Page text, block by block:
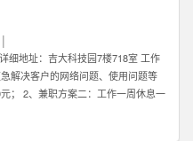
的人机交互界面设计，提高用户使
计和优化问题。 职位要求： 1、一
工具如Photoshop，Illustrator，
，JavaScrip等常用语言软件。 3、
4、具备优秀的网站整体策划、设计
接电话联系，附上您的案例作品。
细地址：吉大科技园7楼718室 工作
解决客户的网络问题、使用问题等
； 2、兼职方案二：工作一周休息一
兼职大学生暑假打工优先考虑 联